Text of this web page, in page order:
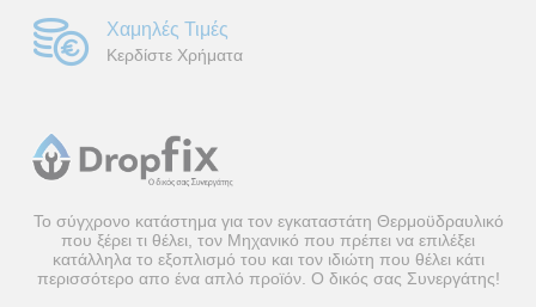
Χαμηλές Τιμές
Κερδίστε Χρήματα
Το σύγχρονο κατάστημα για τον εγκαταστάτη Θερμοϋδραυλικό
που ξέρει τι θέλει, τον Μηχανικό που πρέπει να επιλέξει
κατάλληλα το εξοπλισμό του και τον ιδιώτη που θέλει κάτι
περισσότερο απο ένα απλό προϊόν. Ο δικός σας Συνεργάτης!